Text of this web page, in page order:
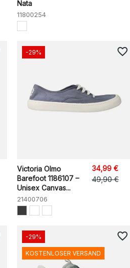
Nata
11800254
Victoria Olmo
Barefoot 1186107 –
Unisex Canvas...
21400706
34,99 €
49,90 €
-29% favorite_border
-29%
KOSTENLOSER VERSAND
favorite_border